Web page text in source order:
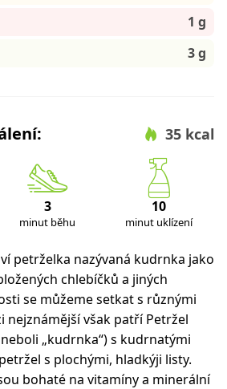
1 g
3 g
35 kcal
3
minut běhu
10
minut uklízení
petrželka nazývaná kudrnka jako
chlebíčků a jiných
se můžeme setkat s různými
nejznámější však patří Petržel
„kudrnka“) s kudrnatými
s plochými, hladkýji listy.
bohaté na vitamíny a minerální